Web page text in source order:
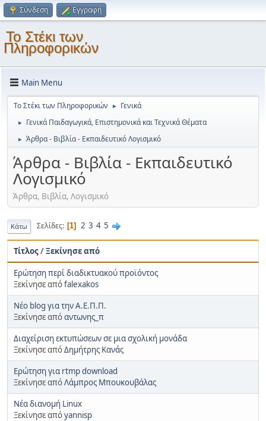
Σύνδεση Εγγραφή
Το Στέκι των
Πληροφορικών
Main Menu
Το Στέκι των Πληροφορικών ► Γενικά
► Γενικά Παιδαγωγικά, Επιστημονικά και Τεχνικά Θέματα
► Άρθρα - Βιβλία - Εκπαιδευτικό Λογισμικό
Άρθρα - Βιβλία - Εκπαιδευτικό
Λογισμικό
Άρθρα, Βιβλία, Λογισμικό
Κάτω Σελίδες 1 2 3 4 5
Τίτλος/Ξεκίνησε από
Ερώτηση περί διαδικτυακού προϊόντος
Ξεκίνησε απόfalexakos
Νέο blog για την Α.Ε.Π.Π.
Ξεκίνησε απόαντωνης_π
Διαχείριση εκτυπώσεων σε μια σχολική μονάδα
Ξεκίνησε απόΔημήτρης Κανάς
Ερώτηση για rtmp download
Ξεκίνησε απόΛάμπρος Μπουκουβάλας
Νέα διανομή Linux
Ξεκίνησε απόyannisp